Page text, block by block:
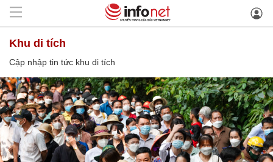
khu di tích
Cập nhập tin tức khu di tích